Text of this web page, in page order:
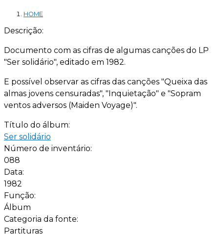
HOME
Descrição:
Documento com as cifras de algumas canções do LP
"Ser solidário", editado em 1982.
E possível observar as cifras das canções "Queixa das
almas jovens censuradas", "Inquietação" e "Sopram
ventos adversos (Maiden Voyage)".
Título do álbum:
Ser solidário
Número de inventário:
088
Data:
1982
Função:
Álbum
Categoria da fonte:
Partituras